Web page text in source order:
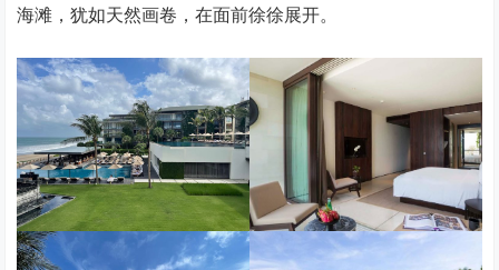
海滩，犹如天然画卷，在面前徐徐展开。